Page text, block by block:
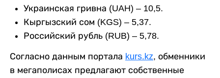
Украинская гривна (UAH) – 10,5.
Кыргызский сом (KGS) – 5,37.
Российский рубль (RUB) – 5,78.
Согласно данным портала kurs.kz, обменники
в мегаполисах предлагают собственные